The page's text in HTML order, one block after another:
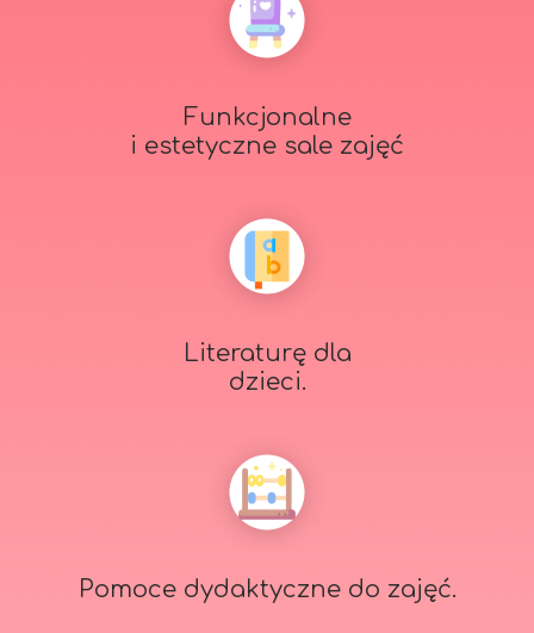
Funkcjonalne
i estetyczne sale zajęć
Literaturę dla
dzieci.
Pomoce dydaktyczne do zajęć.